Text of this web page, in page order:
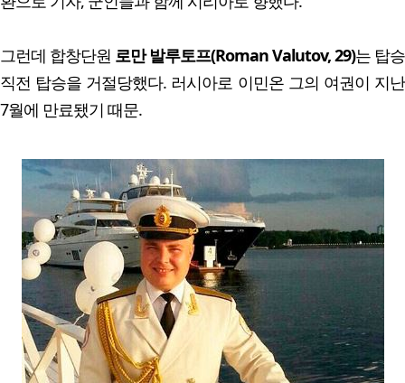
그런데 합창단원 로만 발루토프(Roman Valutov, 29)는 탑승
직전 탑승을 거절당했다. 러시아로 이민온 그의 여권이 지난
7월에 만료됐기 때문.